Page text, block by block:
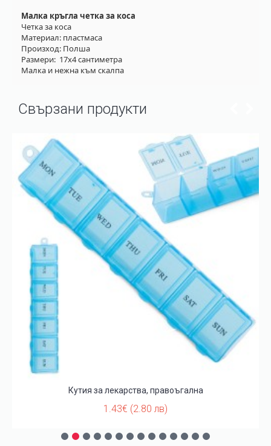
Малка кръгла четка за коса
Четка за коса
Материал: пластмаса
Произход: Полша
Размери: 17х4 сантиметра
Малка и нежна към скалпа
Свързани продукти
Кутия за лекарства, правоъгална
1.43€ (2.80 лв)